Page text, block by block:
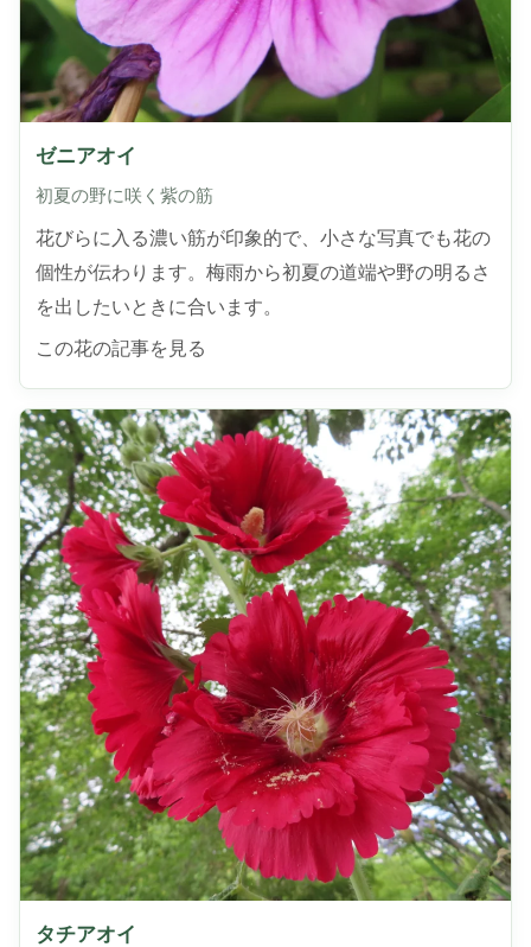
ゼニアオイ
初夏の野に咲く紫の筋
花びらに入る濃い筋が印象的で、小さな写真でも花の
個性が伝わります。梅雨から初夏の道端や野の明るさ
を出したいときに合います。
この花の記事を見る
タチアオイ